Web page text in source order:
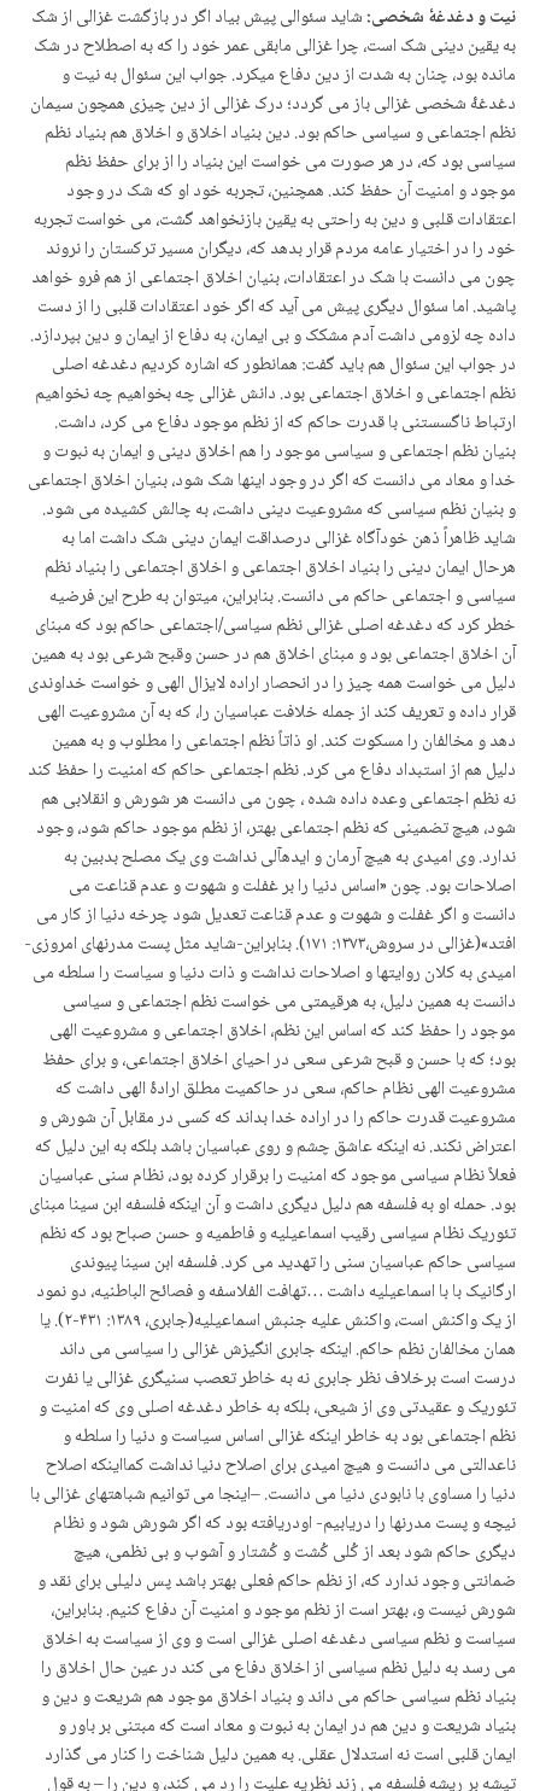
نیت و دغدغۀ شخصی:شاید سئوالی پیش بیاد اگر در بازگشت غزالی از شک
به یقین دینی شک است، چرا غزالی مابقی عمر خود را که به اصطلاح در شک
مانده بود، چنان به شدت از دین دفاع می­کرد. جواب این سئوال به نیت و
دغدغۀ شخصی غزالی باز می گردد؛ درک غزالی از دین چیزی همچون سیمان
نظم اجتماعی و سیاسی حاکم بود. دین بنیاد اخلاق و اخلاق هم بنیاد نظم
سیاسی بود که، در هر صورت می خواست این بنیاد را از برای حفظ نظم
موجود و امنیت آن حفظ کند. همچنین، تجربه خود او که شک در وجود
اعتقادات قلبی و دین به راحتی به یقین بازنخواهد گشت، می خواست تجربه
خود را در اختیار عامه مردم قرار بدهد که، دیگران مسیر ترکستان را نروند
چون می دانست با شک در اعتقادات، بنیان اخلاق اجتماعی از هم فرو خواهد
پاشید. اما سئوال دیگری پیش می آید که اگر خود اعتقادات قلبی را از دست
داده چه لزومی داشت آدم مشکک و بی ایمان، به دفاع از ایمان و دین بپردازد.
در جواب این سئوال هم باید گفت: همان­طور که اشاره کردیم دغدغه اصلی
نظم اجتماعی و اخلاق اجتماعی بود. دانش غزالی چه بخواهیم چه نخواهیم
ارتباط ناگسستنی با قدرت حاکم که از نظم موجود دفاع می کرد، داشت.
بنیان نظم اجتماعی و سیاسی موجود را هم اخلاق دینی و ایمان به نبوت و
خدا و معاد می دانست که اگر در وجود اینها شک شود، بنیان اخلاق اجتماعی
و بنیان نظم سیاسی که مشروعیت دینی داشت، به چالش کشیده می شود.
شاید ظاهراً ذهن خودآگاه غزالی درصداقت ایمان دینی شک داشت اما به
هرحال ایمان دینی را بنیاد اخلاق اجتماعی و اخلاق اجتماعی را بنیاد نظم
سیاسی و اجتماعی حاکم می دانست. بنابراین، می­توان به طرح این فرضیه
خطر کرد که دغدغه اصلی غزالی نظم سیاسی/اجتماعی حاکم بود که مبنای
آن اخلاق اجتماعی بود و مبنای اخلاق هم در حسن وقبح شرعی بود به همین
دلیل می خواست همه چیز را در انحصار اراده لایزال الهی و خواست خداوندی
قرار داده و تعریف کند از جمله خلافت عباسیان را، که به آن مشروعیت الهی
دهد و مخالفان را مسکوت کند. او ذاتاً نظم اجتماعی را مطلوب و به همین
دلیل هم از استبداد دفاع می کرد. نظم اجتماعی حاکم که امنیت را حفظ کند
نه نظم اجتماعی وعده داده شده ، چون می دانست هر شورش و انقلابی هم
شود، هیچ تضمینی که نظم اجتماعی بهتر، از نظم موجود حاکم شود، وجود
ندارد. وی امیدی به هیچ آرمان و ایده­آلی نداشت وی یک مصلح بدبین به
اصلاحات بود. چون «اساس دنیا را بر غفلت و شهوت و عدم قناعت می
دانست و اگر غفلت و شهوت و عدم قناعت تعدیل شود چرخه دنیا از کار می
افتد»(غزالی در سروش،۱۳۷۳: ۱۷۱). بنابراین-شاید مثل پست مدرنهای امروزی-
امیدی به کلان روایتها و اصلاحات نداشت و ذات دنیا و سیاست را سلطه می
دانست به همین دلیل، به هرقیمتی می خواست نظم اجتماعی و سیاسی
موجود را حفظ کند که اساس این نظم، اخلاق اجتماعی و مشروعیت الهی
بود؛ که با حسن و قبح شرعی سعی در احیای اخلاق اجتماعی، و برای حفظ
مشروعیت الهی نظام حاکم، سعی در حاکمیت مطلق ارادۀ الهی داشت که
مشروعیت قدرت حاکم را در اراده خدا بداند که کسی در مقابل آن شورش و
اعتراض نکند. نه اینکه عاشق چشم و روی عباسیان باشد بلکه به این دلیل که
فعلاً نظام سیاسی موجود که امنیت را برقرار کرده بود، نظام سنی عباسیان
بود. حمله او به فلسفه هم دلیل دیگری داشت و آن اینکه فلسفه ابن سینا مبنای
تئوریک نظام سیاسی رقیب اسماعیلیه و فاطمیه و حسن صباح بود که نظم
سیاسی حاکم عباسیان سنی را تهدید می کرد. فلسفه ابن سینا پیوندی
ارگانیک با با اسماعیلیه داشت …تهافت الفلاسفه و فصائح الباطنیه، دو نمود
از یک واکنش است، واکنش علیه جنبش اسماعیلیه(جابری، ۱۳۸۹: ۴۳۱-۲). یا
همان مخالفان نظم حاکم. اینکه جابری انگیزش غزالی را سیاسی می داند
درست است برخلاف نظر جابری نه به خاطر تعصب سنی­گری غزالی یا نفرت
تئوریک و عقیدتی وی از شیعی، بلکه به خاطر دغدغه اصلی وی که امنیت و
نظم اجتماعی بود به خاطر اینکه غزالی اساس سیاست و دنیا را سلطه و
ناعدالتی می دانست و هیچ امیدی برای اصلاح دنیا نداشت کمااینکه اصلاح
دنیا را مساوی با نابودی دنیا می دانست. –اینجا می توانیم شباهتهای غزالی با
نیچه و پست مدرنها را دریابیم- اودریافته بود که اگر شورش شود و نظام
دیگری حاکم شود بعد از کُلی کُشت و کُشتار و آشوب و بی نظمی، هیچ
ضمانتی وجود ندارد که، از نظم حاکم فعلی بهتر باشد پس دلیلی برای نقد و
شورش نیست و، بهتر است از نظم موجود و امنیت آن دفاع کنیم. بنابراین،
سیاست و نظم سیاسی دغدغه اصلی غزالی است و وی از سیاست به اخلاق
می رسد به دلیل نظم سیاسی از اخلاق دفاع می کند در عین حال اخلاق را
بنیاد نظم سیاسی حاکم می داند و بنیاد اخلاق موجود هم شریعت و دین و
بنیاد شریعت و دین هم در ایمان به نبوت و معاد است که مبتنی بر باور و
ایمان قلبی است نه استدلال عقلی. به همین دلیل شناخت را کنار می گذارد